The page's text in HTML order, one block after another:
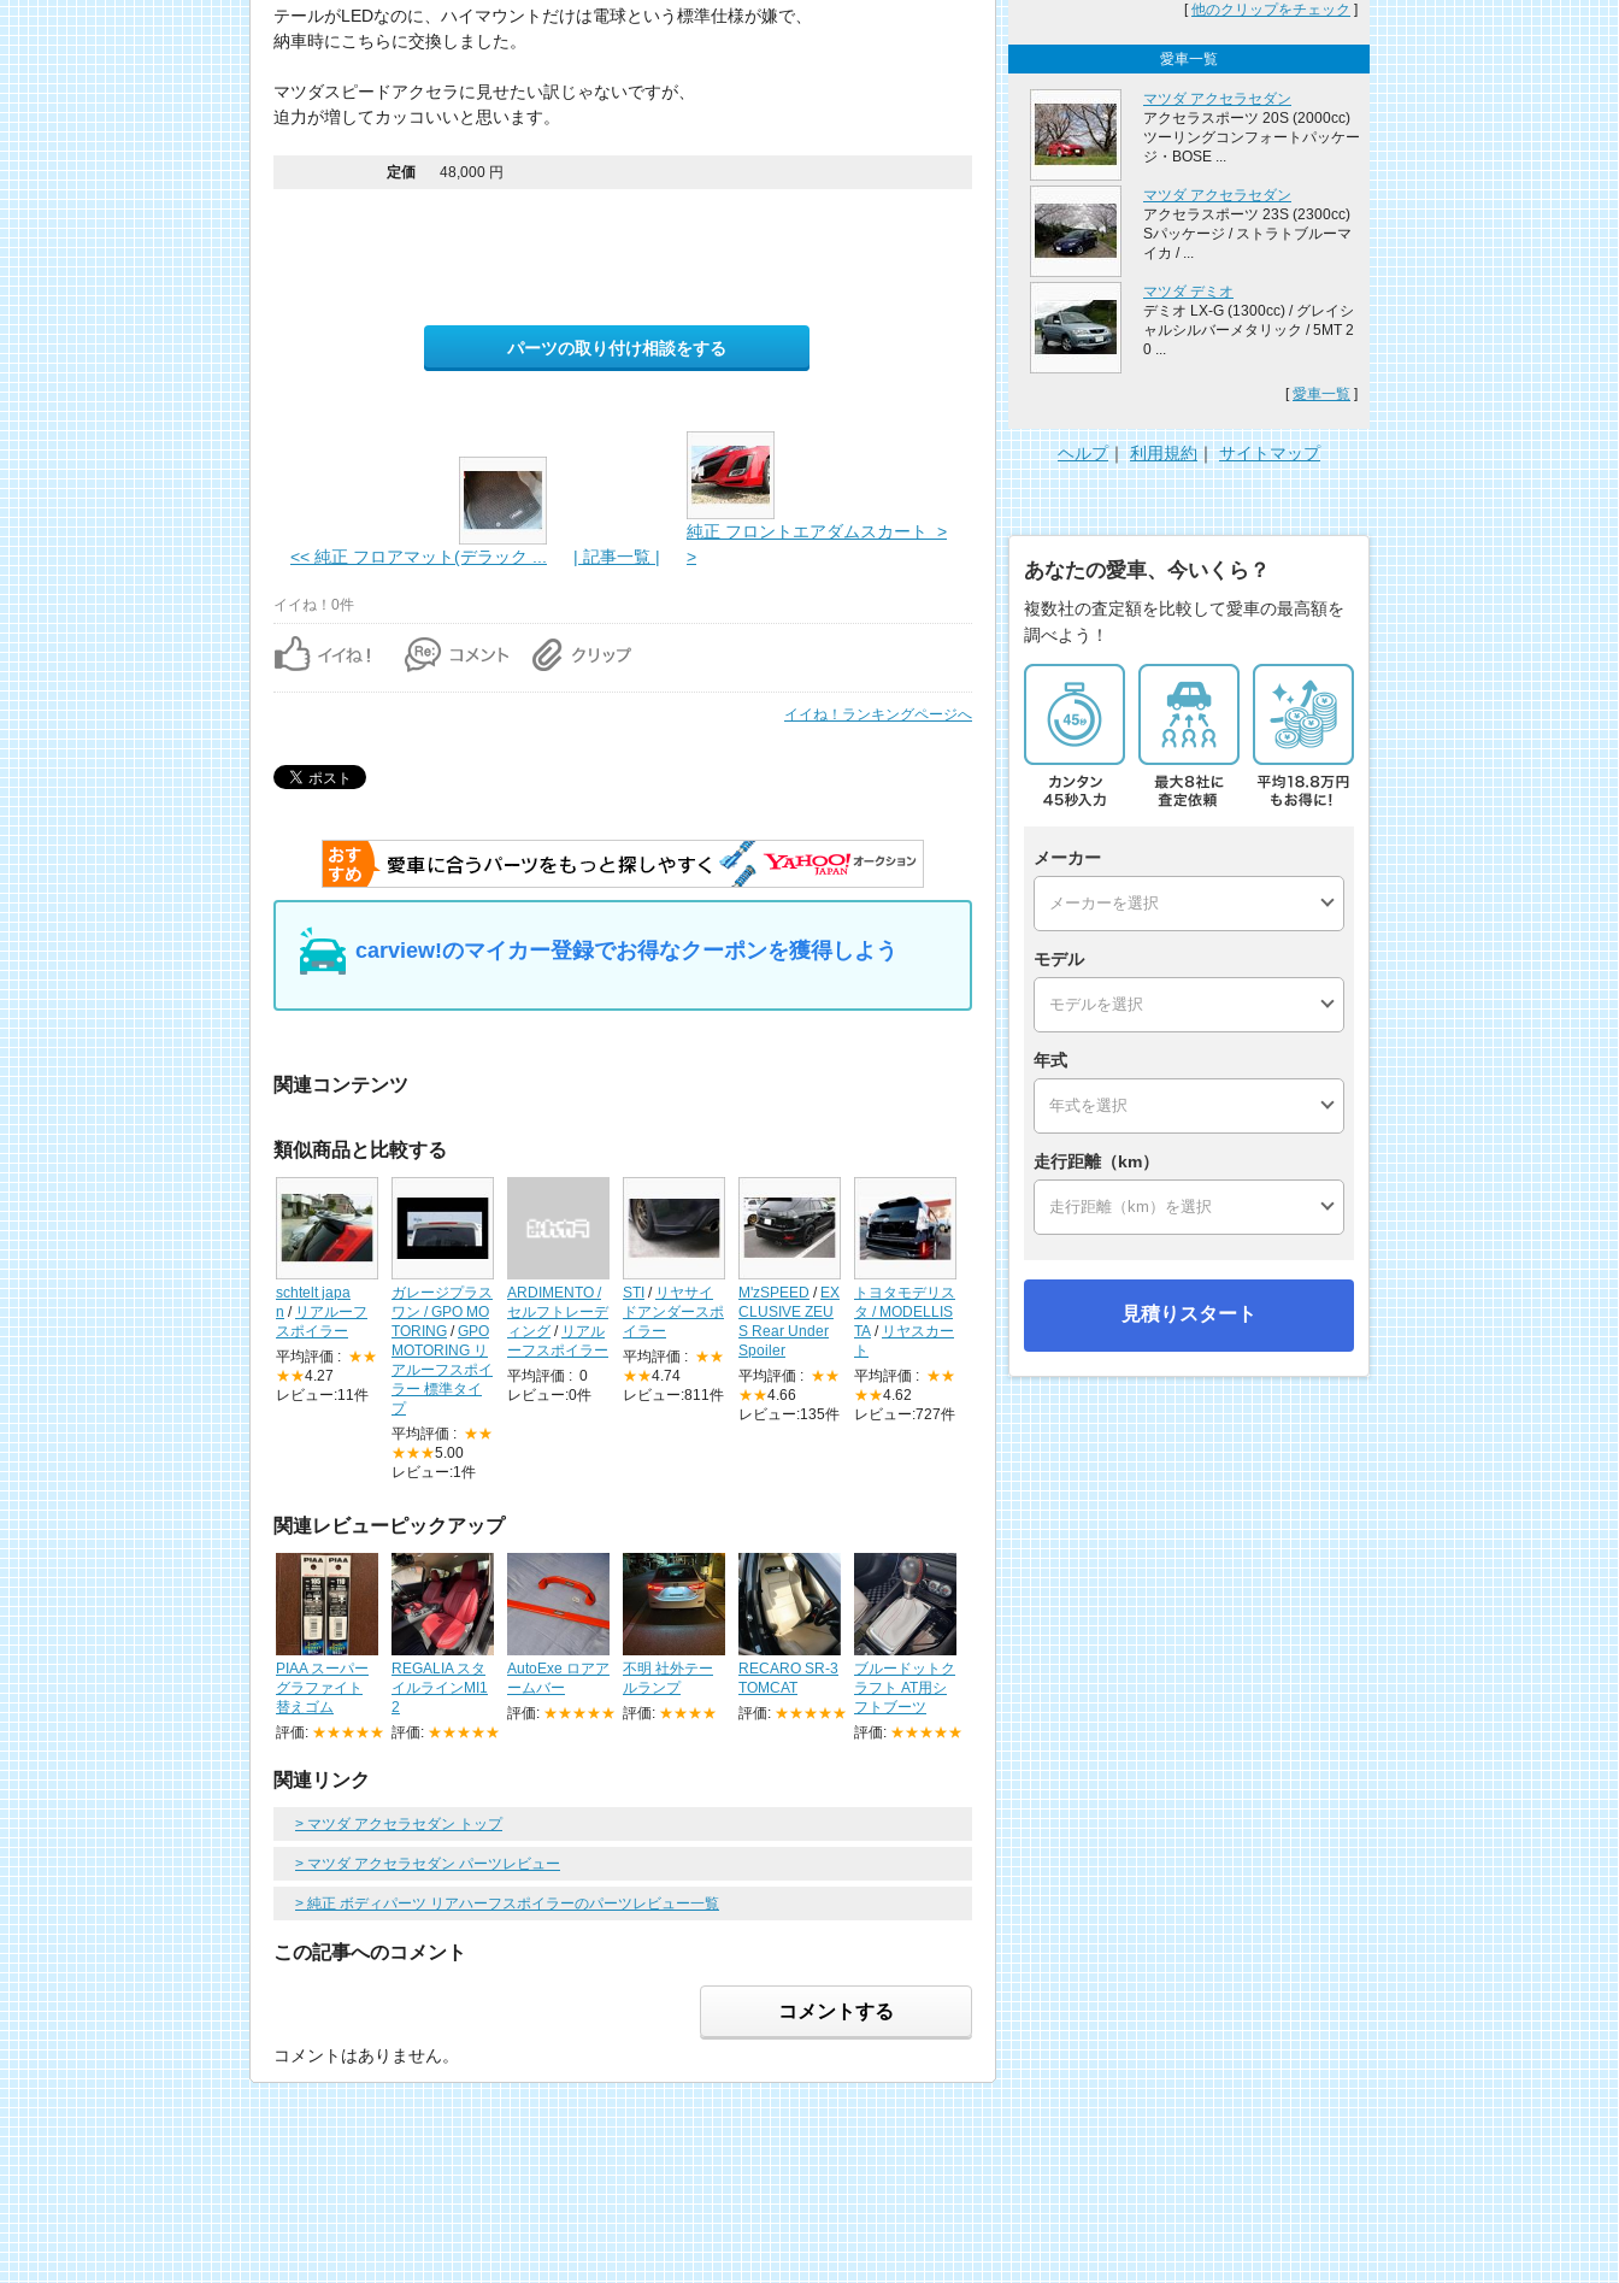
テールがLEDなのに、ハイマウントだけは電球という標準仕様が嫌で、
納車時にこちらに交換しました。
マツダスピードアクセラに見せたい訳じゃないですが、
迫力が増してカッコいいと思います。
定価 48,000 円
パーツの取り付け相談をする
<< 純正 フロアマット(デラック ... | 記事一覧 |
純正 フロントエアダムスカート >
>
イイね！0件
イイね！ランキングページへ
carview!のマイカー登録でお得なクーポンを獲得しよう
関連コンテンツ
類似商品と比較する
schtelt japa
n / リアルーフ
スポイラー
平均評価 : ★★
★★4.27
レビュー:11件
ガレージプラス
ワン / GPO MO
TORING /GPO
MOTORING リ
アルーフスポイ
ラー 標準タイ
プ
平均評価 : ★★
★★★5.00
レビュー:1件
ARDIMENTO /
セルフトレーデ
ィング / リアル
ーフスポイラー
平均評価 : 0
レビュー:0件
STI / リヤサイ
ドアンダースポ
イラー
平均評価 : ★★
★★4.74
レビュー:811件
M'zSPEED / EX
CLUSIVE ZEU
S Rear Under
Spoiler
平均評価 : ★★
★★4.66
レビュー:135件
トヨタモデリス
タ / MODELLIS
TA / リヤスカー
ト
平均評価 : ★★
★★4.62
レビュー:727件
関連レビューピックアップ
PIAA スーパー
グラファイト
替えゴム
評価: ★★★★★
REGALIA スタ
イルラインMI1
2
評価: ★★★★★
AutoExe ロアア
ームバー
評価: ★★★★★
不明 社外テー
ルランプ
評価: ★★★★
RECARO SR-3
TOMCAT
評価: ★★★★★
ブルードットク
ラフト AT用シ
フトブーツ
評価: ★★★★★
関連リンク
> マツダ アクセラセダン トップ
> マツダ アクセラセダン パーツレビュー
> 純正 ボディパーツ リアハーフスポイラーのパーツレビュー一覧
この記事へのコメント
コメントする
コメントはありません。
[他のクリップをチェック ]
愛車一覧
マツダ アクセラセダン
アクセラスポーツ 20S (2000cc)
ツーリングコンフォートパッケー
ジ・BOSE ...
マツダ アクセラセダン
アクセラスポーツ 23S (2300cc)
Sパッケージ / ストラトブルーマ
イカ / ...
マツダ デミオ
デミオ LX-G (1300cc) / グレイシ
ャルシルバーメタリック / 5MT 2
0 ...
[愛車一覧 ]
ヘルプ｜利用規約｜サイトマップ
あなたの愛車、今いくら？
複数社の査定額を比較して愛車の最高額を
調べよう！
メーカー
モデル
年式
走行距離（km）
見積りスタート